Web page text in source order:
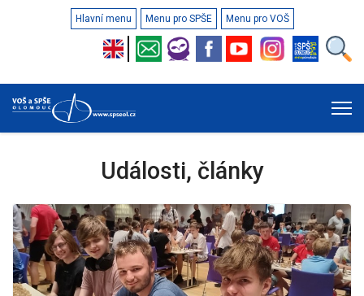
Hlavní menu Menu pro SPŠE Menu pro VOŠ
Události, články